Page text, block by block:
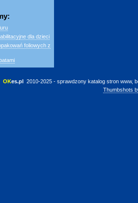
dla dzieci
foliowych z
OKes.pl 2010-2025 - sprawdzony katalog stron www,
Thumbshots